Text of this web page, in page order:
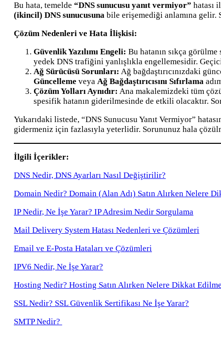
Bu hata, temelde “DNS sunucusu yanıt vermiyor” hatası
(ikincil) DNS sunucusuna bile erişemediği anlamına gelir.
Çözüm Nedenleri ve Hata İlişkisi:
Güvenlik Yazılımı Engeli: Bu hatanın sıkça
yedek DNS trafiğini yanlışlıkla engellemesidir.
Ağ Sürücüsü Sorunları: Ağ bağdaştırıcınızdaki
Güncelleme veya Ağ Bağdaştırıcısını Sıfırlama
Çözüm Yolları Aynıdır: Ana makalemizdeki tüm
spesifik hatanın giderilmesinde de etkili olacaktır.
Yukarıdaki listede, “DNS Sunucusu Yanıt Vermiyor”
gidermeniz için fazlasıyla yeterlidir. Sorununuz hala
İlgili İçerikler:
DNS Nedir, DNS Ayarları Nasıl Değiştirilir?
Domain Nedir? Domain (Alan Adı) Satın Alırken Nelere
IP Nedir, Ne İşe Yarar? IP Adresim Nedir Sorgulama
Mail Delivery System Hatası Nedenleri ve Çözümleri
Email ve E-Posta Hataları ve Çözümleri
IPV6 Nedir, Ne İşe Yarar?
Hosting Nedir? Hosting Satın Alırken Nelere Dikkat
SSL Nedir? SSL Güvenlik Sertifikası Ne İşe Yarar?
SMTP Nedir?